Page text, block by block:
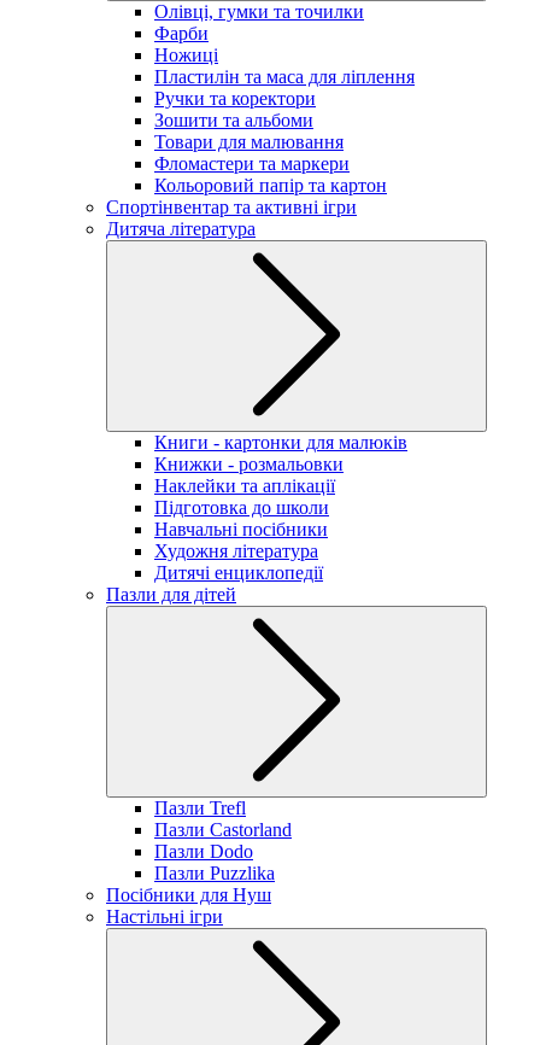
Олівці, гумки та точилки
Фарби
Ножиці
Пластилін та маса для ліплення
Ручки та коректори
Зошити та альбоми
Товари для малювання
Фломастери та маркери
Кольоровий папір та картон
Спортінвентар та активні ігри
Дитяча література
Книги - картонки для малюків
Книжки - розмальовки
Наклейки та аплікації
Підготовка до школи
Навчальні посібники
Художня література
Дитячі енциклопедії
Пазли для дітей
Пазли Trefl
Пазли Castorland
Пазли Dodo
Пазли Puzzlika
Посібники для Нуш
Настільні ігри